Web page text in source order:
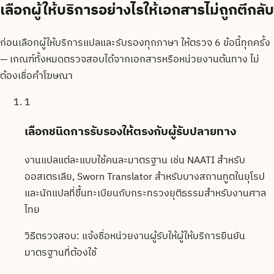
เลือกผู้ให้บริการอย่างไรให้เอกสารไม่ถูกตีกลับ
ก่อนเลือกผู้ให้บริการแปลและรับรองทุกภาษา ให้ตรวจ 6 ข้อนี้ทุกครั้ง
— เกณฑ์ทั้งหมดตรวจสอบได้จากเอกสารหรือหน่วยงานต้นทาง ไม่
ต้องเชื่อคำโฆษณา
1
เลือกชนิดการรับรองให้ตรงกับผู้รับปลายทาง
งานแปลแต่ละแบบใช้คนละมาตรฐาน เช่น NAATI สำหรับ
ออสเตรเลีย, Sworn Translator สำหรับบางสถานทูตในยุโรป
และนักแปลที่ขึ้นทะเบียนกับกระทรวงยุติธรรมสำหรับงานศาล
ไทย
วิธีตรวจสอบ: แจ้งชื่อหน่วยงานผู้รับให้ผู้ให้บริการยืนยัน
มาตรฐานที่ต้องใช้